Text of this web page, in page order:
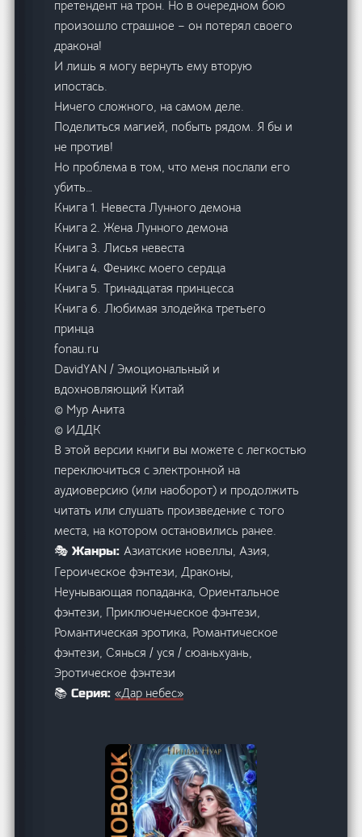
претендент на трон. Но в очередном бою
произошло страшное – он потерял своего
дракона!
И лишь я могу вернуть ему вторую
ипостась.
Ничего сложного, на самом деле.
Поделиться магией, побыть рядом. Я бы и
не против!
Но проблема в том, что меня послали его
убить…
Книга 1. Невеста Лунного демона
Книга 2. Жена Лунного демона
Книга 3. Лисья невеста
Книга 4. Феникс моего сердца
Книга 5. Тринадцатая принцесса
Книга 6. Любимая злодейка третьего
принца
fonau.ru
DavidYAN / Эмоциональный и
вдохновляющий Китай
© Мур Анита
© ИДДК
В этой версии книги вы можете с легкостью
переключиться с электронной на
аудиоверсию (или наоборот) и продолжить
читать или слушать произведение с того
места, на котором остановились ранее.
🎭 Жанры:Азиатские новеллы, Азия,
Героическое фэнтези, Драконы,
Неунывающая попаданка, Ориентальное
фэнтези, Приключенческое фэнтези,
Романтическая эротика, Романтическое
фэнтези, Сянься / уся / сюаньхуань,
Эротическое фэнтези
📚 Серия:«Дар небес»